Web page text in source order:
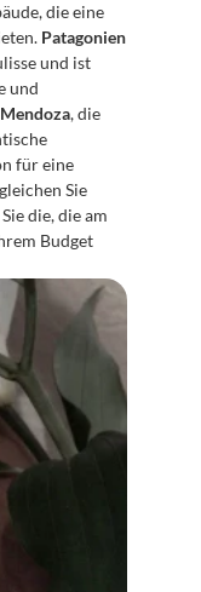
die eine
Patagonien
und ist
und
Mendoza, die
für eine
Sie
die, die am
Budget